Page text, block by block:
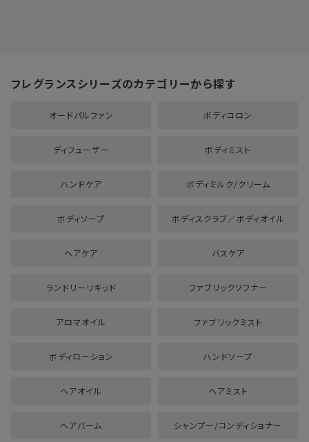
フレグランスシリーズのカテゴリーから探す
オードパルファン ボディコロン
ディフューザー ボディミスト
ハンドケア ボディミルク/クリーム
ボディソープ ボディスクラブ／ボディオイル
ヘアケア バスケア
ランドリーリキッド ファブリックソフナー
アロマオイル ファブリックミスト
ボディローション ハンドソープ
ヘアオイル ヘアミスト
ヘアバーム シャンプー/コンディショナー